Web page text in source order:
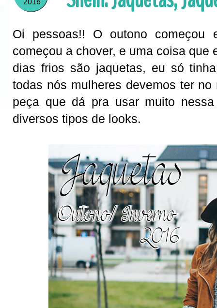
2016
Oi pessoas!! O outono
começou a chover, e uma coisa que
dias frios são jaquetas, eu só
todas nós mulheres devemos ter
peça que dá pra usar muito
diversos tipos de looks.